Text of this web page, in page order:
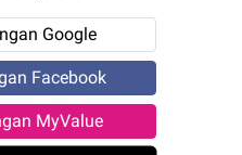
Google
Facebook
MyValue